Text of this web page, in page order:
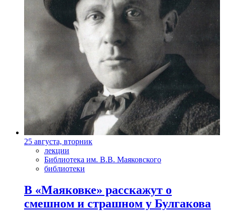
25 августа, вторник
лекции
Библиотека им. В.В. Маяковского
библиотеки
В «Маяковке» расскажут о
смешном и страшном у Булгакова